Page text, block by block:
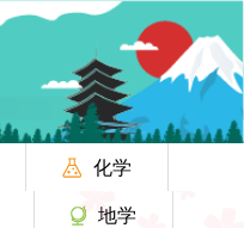
化学
地学